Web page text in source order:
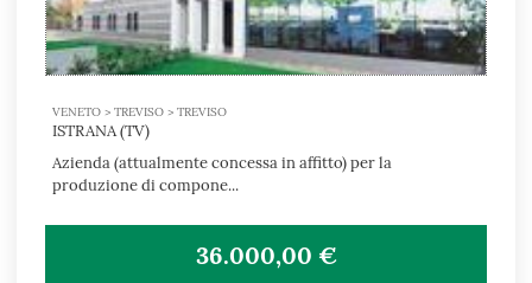
VENETO > TREVISO > TREVISO
ISTRANA (TV)
Azienda (attualmente concessa in affitto) per la
produzione di compone...
36.000,00 €